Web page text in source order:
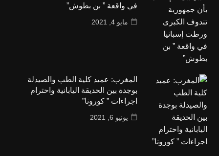
في واقعة ” بن بطوش”
مايو 4, 2021
المغرب: عميد كلية الطب والصيدلة
بوجدة بين الحديقة اليابانية واحترام
اجراءات ” كورونا”
يونيو 6, 2021